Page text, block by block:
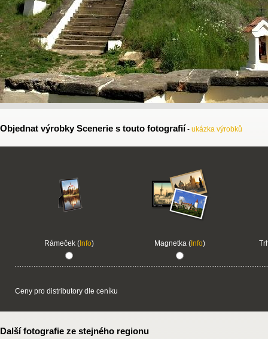
Objednat výrobky Scenerie s touto fotografií - ukázka výrobků
Rámeček (Info) Magnetka (Info)
Ceny pro distributory dle ceníku
Další fotografie ze stejného regionu